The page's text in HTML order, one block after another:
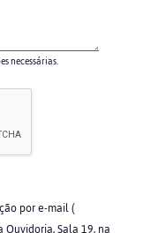
necessárias.
por e-mail (